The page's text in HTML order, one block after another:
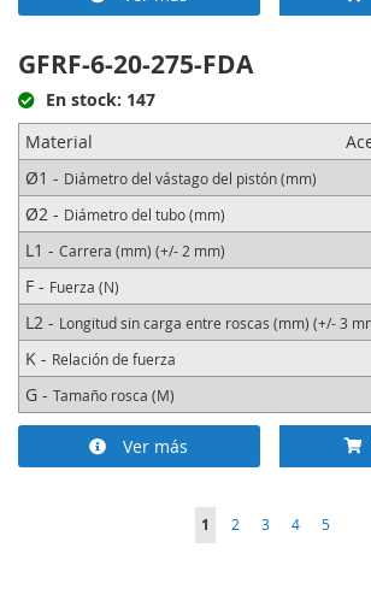
GFRF-6-20-275-FDA
En stock: 147
Material
Ø1 - Diámetro del vástago del pistón (mm)
Ø2 - Diámetro del tubo (mm)
L1 - Carrera (mm) (+/- 2 mm)
F - Fuerza (N)
L2 - Longitud sin carga entre roscas (mm) (+/- 3
K - Relación de fuerza
G - Tamaño rosca (M)
Ver más
Página
Actualmente
1 Página
2 Página
3 Página
4 Página
5